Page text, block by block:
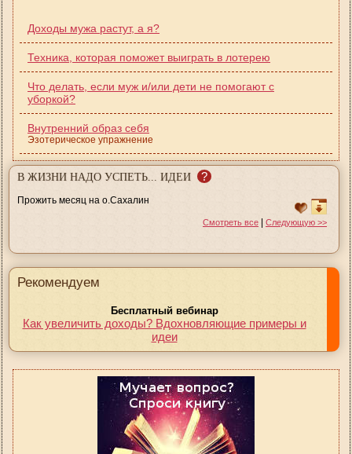
Доходы мужа растут, а я?
Техника, которая поможет выиграть в лотерею
Что делать, если муж и/или дети не помогают с
уборкой?
Внутренний образ себя
Эзотерическое упражнение
В ЖИЗНИ НАДО УСПЕТЬ... ИДЕИ ?
Прожить месяц на о.Сахалин
Смотреть все | Следующую >>
Рекомендуем
Бесплатный вебинар
Как увеличить доходы? Вдохновляющие примеры и
идеи